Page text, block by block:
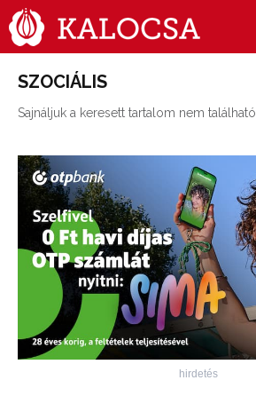
SZOCIÁLIS
Sajnáljuk a keresett tartalom nem található.
hirdetés